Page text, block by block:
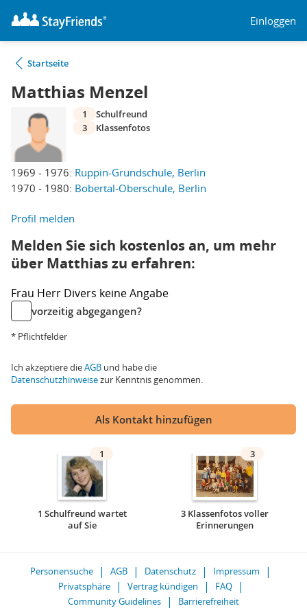
Einloggen
Startseite
Matthias Menzel
1969 - 1976: Ruppin-Grundschule, Berlin
1970 - 1980: Bobertal-Oberschule, Berlin
1
Schulfreund
3
Klassenfotos
Profil melden
Melden Sie sich kostenlos an, um mehr
über Matthias zu erfahren:
Frau Herr Divers keine Angabe
vorzeitig abgegangen?
* Pflichtfelder
Ich akzeptiere dieAGB und habe die
Datenschutzhinweisezur Kenntnis genommen.
Als Kontakt hinzufügen
1
1 Schulfreund wartet
auf Sie
3
3 Klassenfotos voller
Erinnerungen
Personensuche AGB Datenschutz
Impressum
Privatsphäre
Vertrag kündigen
FAQ
Community Guidelines
Barrierefreiheit